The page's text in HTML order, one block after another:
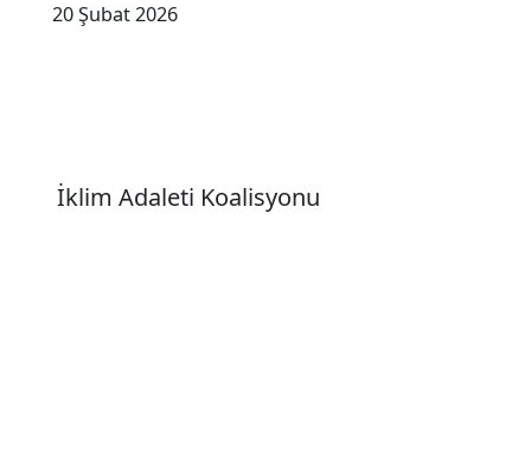
20 Şubat 2026
İklim Adaleti Koalisyonu